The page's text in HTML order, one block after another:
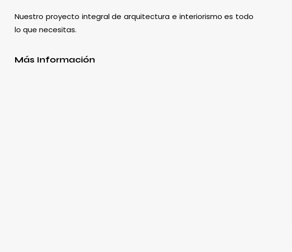
Nuestro proyecto integral de arquitectura e interiorismo es todo
lo que necesitas.
Más Información